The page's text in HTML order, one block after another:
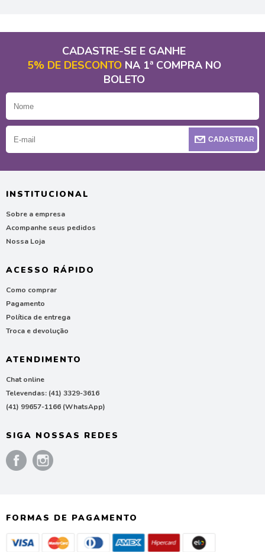
CADASTRE-SE E GANHE
5% DE DESCONTONA 1ª COMPRA NO
BOLETO
CADASTRAR
INSTITUCIONAL
Sobre a empresa
Acompanhe seus pedidos
Nossa Loja
ACESSO RÁPIDO
Como comprar
Pagamento
Política de entrega
Troca e devolução
ATENDIMENTO
Chat online
Televendas: (41) 3329-3616
(41) 99657-1166 (WhatsApp)
SIGA NOSSAS REDES
FORMAS DE PAGAMENTO